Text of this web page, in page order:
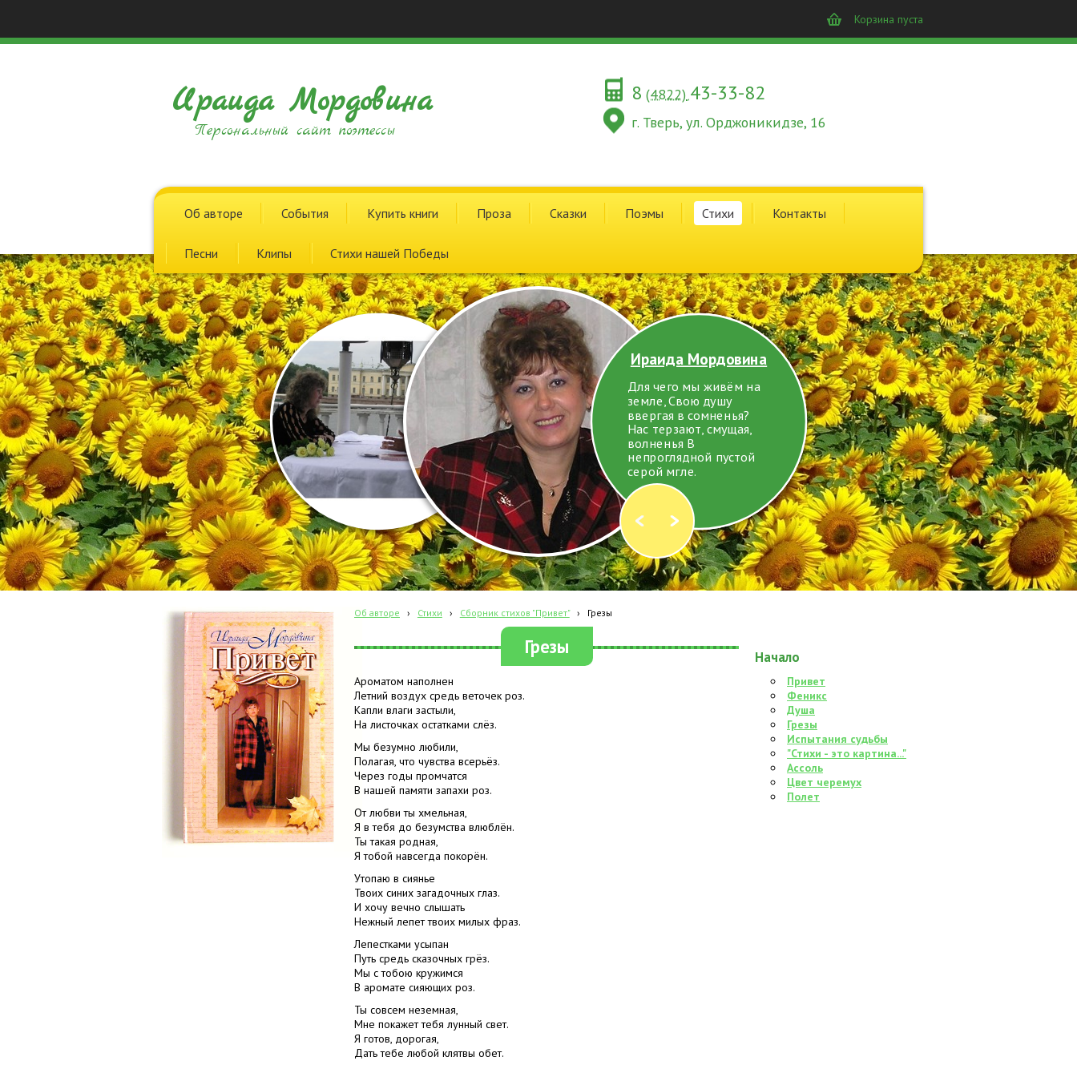
Корзина пуста
Ираида Мордовина
Персональный сайт поэтессы
8 (4822) 43-33-82
г. Тверь, ул. Орджоникидзе, 16
Об авторе События Купить книги Проза Сказки Поэмы Стихи Контакты
Песни Клипы Стихи нашей Победы
Ираида Мордовина
Для чего мы живём на
земле, Свою душу
ввергая в сомненья?
Нас терзают, смущая,
волненья В
непроглядной пустой
серой мгле.
Об авторе › Стихи › Сборник стихов "Привет" › Грезы
Грезы
Ароматом наполнен
Летний воздух средь веточек роз.
Капли влаги застыли,
На листочках остатками слёз.
Мы безумно любили,
Полагая, что чувства всерьёз.
Через годы промчатся
В нашей памяти запахи роз.
От любви ты хмельная,
Я в тебя до безумства влюблён.
Ты такая родная,
Я тобой навсегда покорён.
Утопаю в сиянье
Твоих синих загадочных глаз.
И хочу вечно слышать
Нежный лепет твоих милых фраз.
Лепестками усыпан
Путь средь сказочных грёз.
Мы с тобою кружимся
В аромате сияющих роз.
Ты совсем неземная,
Мне покажет тебя лунный свет.
Я готов, дорогая,
Дать тебе любой клятвы обет.
Начало
Привет
Феникс
Душа
Грезы
Испытания судьбы
"Стихи - это картина..."
Ассоль
Цвет черемух
Полет